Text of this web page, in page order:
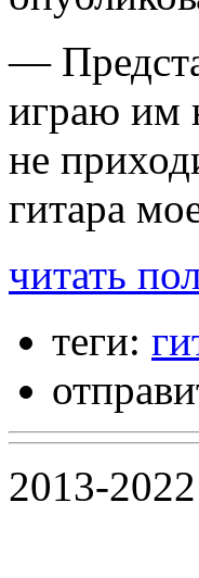
—
играю им
не
гитара
читать
теги:
2013-